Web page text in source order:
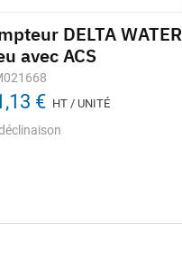
DELTA WATER
avec ACS
€ HT / UNITÉ